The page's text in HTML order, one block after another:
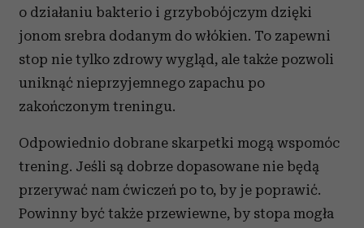
Partnerzy mogą połączyć te informacje z innymi danymi
otrzymanymi od Ciebie lub uzyskanymi podczas
korzystania z ich usług.
o działaniu bakterio i grzybobójczym dzięki
jonom srebra dodanym do włókien. To zapewni
stop nie tylko zdrowy wygląd, ale także pozwoli
uniknąć nieprzyjemnego zapachu po
zakończonym treningu.
Odpowiednio dobrane skarpetki mogą wspomóc
trening. Jeśli są dobrze dopasowane nie będą
przerywać nam ćwiczeń po to, by je poprawić.
Powinny być także przewiewne, by stopa mogła